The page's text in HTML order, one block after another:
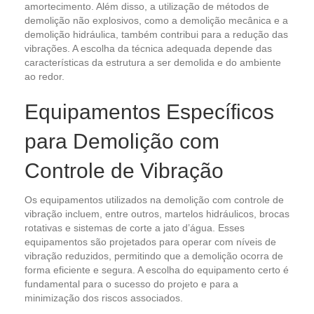
amortecimento. Além disso, a utilização de métodos de
demolição não explosivos, como a demolição mecânica e a
demolição hidráulica, também contribui para a redução das
vibrações. A escolha da técnica adequada depende das
características da estrutura a ser demolida e do ambiente
ao redor.
Equipamentos Específicos
para Demolição com
Controle de Vibração
Os equipamentos utilizados na demolição com controle de
vibração incluem, entre outros, martelos hidráulicos, brocas
rotativas e sistemas de corte a jato d’água. Esses
equipamentos são projetados para operar com níveis de
vibração reduzidos, permitindo que a demolição ocorra de
forma eficiente e segura. A escolha do equipamento certo é
fundamental para o sucesso do projeto e para a
minimização dos riscos associados.